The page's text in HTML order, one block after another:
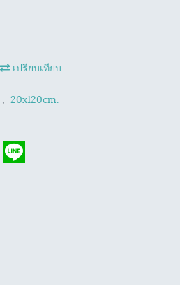
เปรียบเทียบ
, 20x120cm.